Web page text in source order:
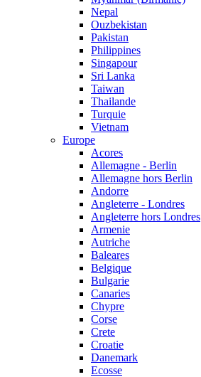
Nepal
Ouzbekistan
Pakistan
Philippines
Singapour
Sri Lanka
Taiwan
Thailande
Turquie
Vietnam
Europe
Acores
Allemagne - Berlin
Allemagne hors Berlin
Andorre
Angleterre - Londres
Angleterre hors Londres
Armenie
Autriche
Baleares
Belgique
Bulgarie
Canaries
Chypre
Corse
Crete
Croatie
Danemark
Ecosse